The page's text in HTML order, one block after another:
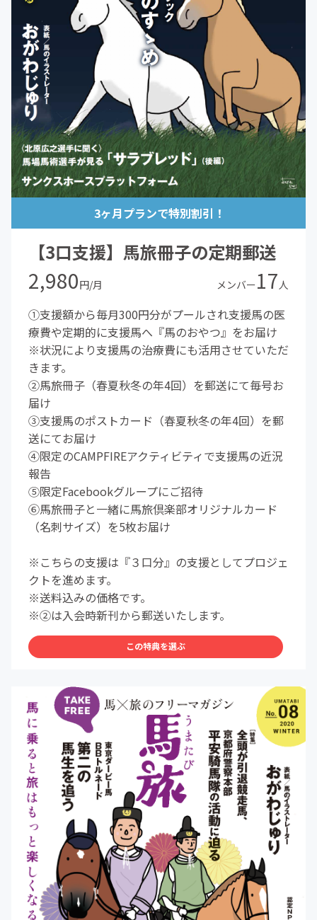
3ヶ月プランで特別割引！
【3口支援】馬旅冊子の定期郵送
2,980円/月 メンバー17 人
①支援額から毎月300円分がプールされ支援馬の医
療費や定期的に支援馬へ『馬のおやつ』をお届け
※状況により支援馬の治療費にも活用させていただ
きます。
②馬旅冊子（春夏秋冬の年4回）を郵送にて毎号お
届け
③支援馬のポストカード（春夏秋冬の年4回）を郵
送にてお届け
④限定のCAMPFIREアクティビティで支援馬の近況
報告
⑤限定Facebookグループにご招待
⑥馬旅冊子と一緒に馬旅倶楽部オリジナルカード
（名刺サイズ）を5枚お届け
※こちらの支援は『３口分』の支援としてプロジェ
クトを進めます。
※送料込みの価格です。
※②は入会時新刊から郵送いたします。
この特典を選ぶ